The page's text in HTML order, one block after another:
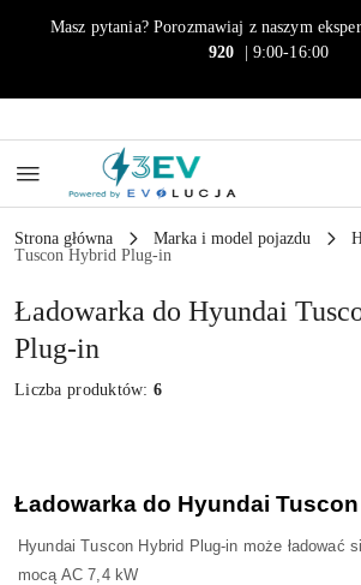
Przejdź do treści głównej
Przejdź do wyszukiwarki
Przejdź do moje konto
Przejdź do menu głównego
Przejdź do stopki
Masz pytania? Porozmawiaj z naszym
920
| 9:00-16:00
Strona główna Marka i model pojazdu
Tuscon Hybrid Plug-in
Ładowarka do Hyundai
Plug-in
Liczba produktów:6
Ładowarka do Hyundai
Hyundai Tuscon Hybrid Plug-in może ładować
mocą AC 7,4 kW